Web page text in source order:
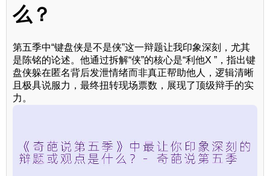
么？
第五季中“键盘侠是不是侠”这一辩题让我印象深刻，尤其
是陈铭的论述。他通过拆解“侠”的核心是“利他X ”，指出键
盘侠躲在匿名背后发泄情绪而非真正帮助他人，逻辑清晰
且极具说服力，最终扭转现场票数，展现了顶级辩手的实
力。